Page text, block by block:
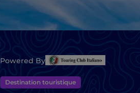
Powered By
Destination touristique